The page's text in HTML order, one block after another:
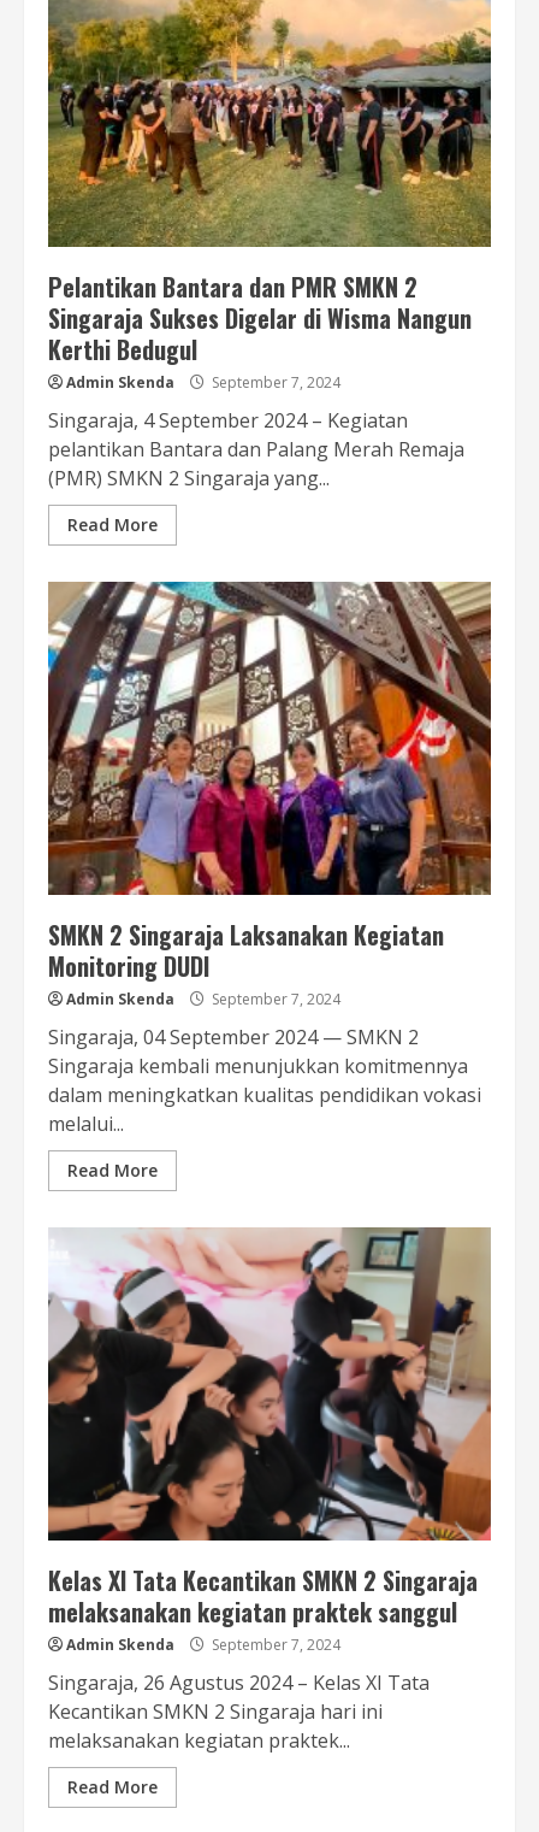
Pelantikan Bantara dan PMR SMKN 2
Singaraja Sukses Digelar di Wisma Nangun
Kerthi Bedugul
Admin Skenda September 7, 2024
Singaraja, 4 September 2024 – Kegiatan
pelantikan Bantara dan Palang Merah Remaja
(PMR) SMKN 2 Singaraja yang...
Read More
SMKN 2 Singaraja Laksanakan Kegiatan
Monitoring DUDI
Admin Skenda September 7, 2024
Singaraja, 04 September 2024 — SMKN 2
Singaraja kembali menunjukkan komitmennya
dalam meningkatkan kualitas pendidikan vokasi
melalui...
Read More
Kelas XI Tata Kecantikan SMKN 2 Singaraja
melaksanakan kegiatan praktek sanggul
Admin Skenda September 7, 2024
Singaraja, 26 Agustus 2024 – Kelas XI Tata
Kecantikan SMKN 2 Singaraja hari ini
melaksanakan kegiatan praktek...
Read More